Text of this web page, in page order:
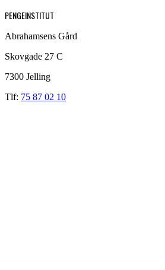
PENGEINSTITUT
Abrahamsens Gård
Skovgade 27 C
7300 Jelling
Tlf: 75 87 02 10